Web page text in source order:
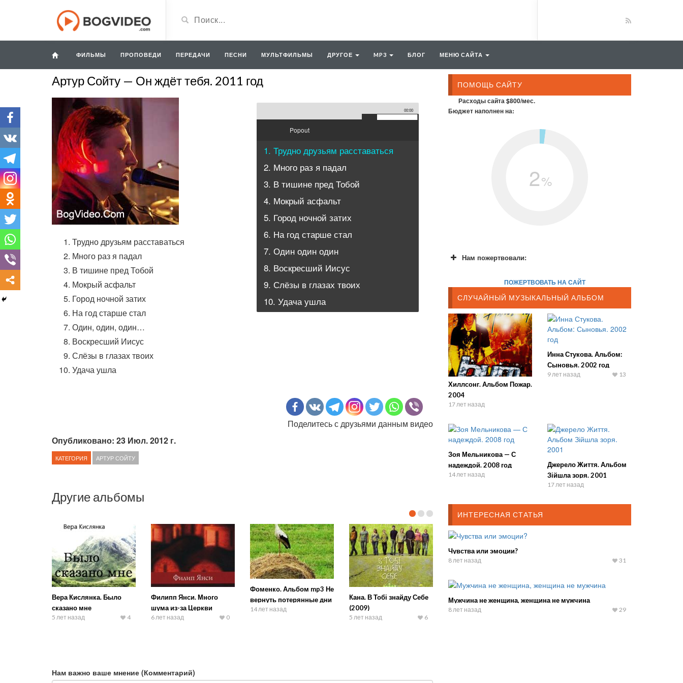
ФИЛЬМЫ ПРОПОВЕДИ ПЕРЕДАЧИ ПЕСНИ МУЛЬТФИЛЬМЫ ДРУГОЕ MP3 БЛОГ МЕНЮ САЙТА
Артур Сойту — Он ждёт тебя. 2011 год
Трудно друзьям расставаться
Много раз я падал
В тишине пред Тобой
Мокрый асфальт
Город ночной затих
На год старше стал
Один, один, один…
Воскресший Иисус
Слёзы в глазах твоих
Удача ушла
00:00
Popout
1. Трудно друзьям расставаться
2. Много раз я падал
3. В тишине пред Тобой
4. Мокрый асфальт
5. Город ночной затих
6. На год старше стал
7. Один один один
8. Воскресший Иисус
9. Слёзы в глазах твоих
10. Удача ушла
Поделитесь с друзьями данным видео
Опубликовано: 23 Июл. 2012 г.
КАТЕГОРИЯ АРТУР СОЙТУ
Другие альбомы
Вера Кислянка. Было
сказано мне
5 лет назад 4
Филипп Янси. Много
шума из-за Церкви
6 лет назад 0
Фоменко. Альбом mp3 Не
вернуть потерянные дни
14 лет назад
Кана. В Тобі знайду Себе
(2009)
5 лет назад 6
Нам важно ваше мнение (Комментарий)
ПОМОЩЬ САЙТУ
Расходы сайта $800/мес.
Бюджет наполнен на:
2%
Нам пожертвовали:
ПОЖЕРТВОВАТЬ НА САЙТ
СЛУЧАЙНЫЙ МУЗЫКАЛЬНЫЙ АЛЬБОМ
Хиллсонг. Альбом Пожар.
2004
17 лет назад
Инна Стукова. Альбом:
Сыновья. 2002 год
9 лет назад 13
Зоя Мельникова — С
надеждой. 2008 год
14 лет назад
Джерело Життя. Альбом
Зійшла зоря. 2001
17 лет назад
ИНТЕРЕСНАЯ СТАТЬЯ
Чувства или эмоции?
8 лет назад 31
Мужчина не женщина, женщина не мужчина
8 лет назад 29